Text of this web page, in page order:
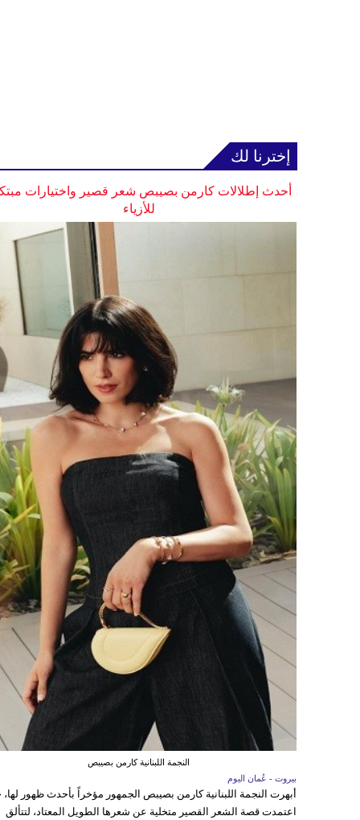
إخترنا لك
أحدث إطلالات كارمن بصيبص شعر قصير واختيارات
للأزياء
النجمة اللبنانية كارمن بصيبص
بيروت - عُمان اليوم
أبهرت النجمة اللبنانية كارمن بصيبص الجمهور مؤخراً بأحدث ظهور
اعتمدت قصة الشعر القصير متخلية عن شعرها الطويل المعتاد، لتتألق